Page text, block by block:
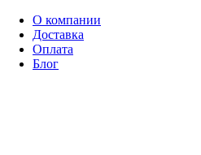
О компании
Доставка
Оплата
Блог